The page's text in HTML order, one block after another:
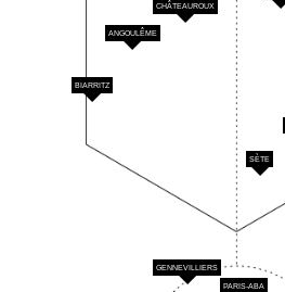
ANGOULÊME
BIARRITZ
CHÂTEAUROUX
GENNEVILLIERS
PARIS-ABA
SÈTE